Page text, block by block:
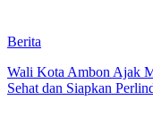
Berita
Wali Kota Ambon Ajak
Sehat dan Siapkan